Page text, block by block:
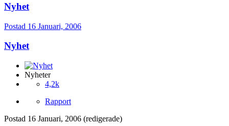
Nyhet
Postad 16 Januari, 2006
Nyhet
Nyheter
4,2k
Rapport
Postad 16 Januari, 2006 (redigerade)